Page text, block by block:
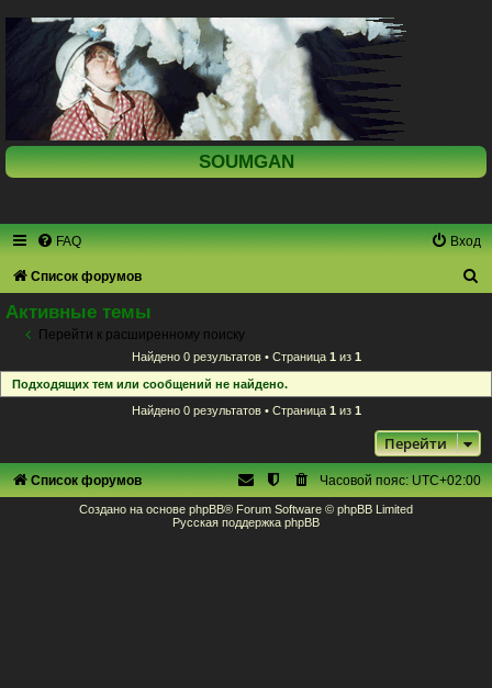
SOUMGAN
FAQ Вход
Список форумов
Активные темы
Перейти к расширенному поиску
Найдено 0 результатов • Страница 1 из 1
Подходящих тем или сообщений не найдено.
Найдено 0 результатов • Страница 1 из 1
Перейти
Список форумов Часовой пояс:UTC+02:00
Создано на основе phpBB® Forum Software © phpBB Limited
Русская поддержка phpBB